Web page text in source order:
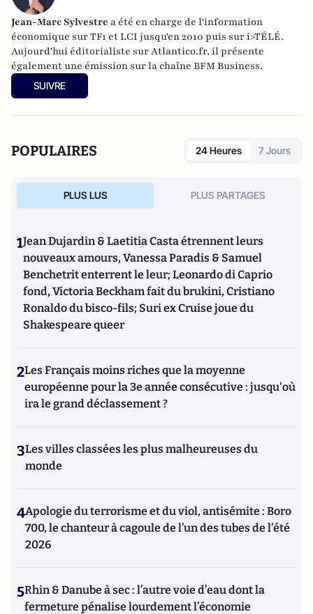
Jean-Marc Sylvestre a été en charge de l'information
économique sur TF1 et LCI jusqu'en 2010 puis sur i>TÉLÉ.
Aujourd'hui éditorialiste sur Atlantico.fr, il présente
également une émission sur la chaîne BFM Business.
SUIVRE
POPULAIRES 24 Heures 7 Jours
PLUS LUS PLUS PARTAGES
1Jean Dujardin & Laetitia Casta étrennent leurs
nouveaux amours, Vanessa Paradis & Samuel
Benchetrit enterrent le leur; Leonardo di Caprio
fond, Victoria Beckham fait du brukini, Cristiano
Ronaldo du bisco-fils; Suri ex Cruise joue du
Shakespeare queer
2Les Français moins riches que la moyenne
européenne pour la 3e année consécutive : jusqu'où
ira le grand déclassement ?
3Les villes classées les plus malheureuses du
monde
4Apologie du terrorisme et du viol, antisémite : Boro
700, le chanteur à cagoule de l’un des tubes de l’été
2026
5Rhin & Danube à sec : l’autre voie d’eau dont la
fermeture pénalise lourdement l’économie